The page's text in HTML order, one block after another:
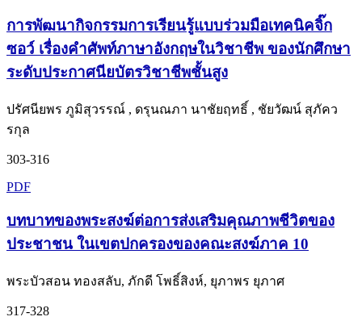
การพัฒนากิจกรรมการเรียนรู้แบบร่วมมือเทคนิคจิ๊ก
ซอว์ เรื่องคำศัพท์ภาษาอังกฤษในวิชาชีพ ของนักศึกษา
ระดับประกาศนียบัตรวิชาชีพชั้นสูง
ปรัศนียพร ภูมิสุวรรณ์ , ดรุนณภา นาชัยฤทธิ์ , ชัยวัฒน์ สุภัคว
รกุล
303-316
PDF
บทบาทของพระสงฆ์ต่อการส่งเสริมคุณภาพชีวิตของ
ประชาชน ในเขตปกครองของคณะสงฆ์ภาค 10
พระบัวสอน ทองสลับ, ภักดี โพธิ์สิงห์, ยุภาพร ยุภาศ
317-328